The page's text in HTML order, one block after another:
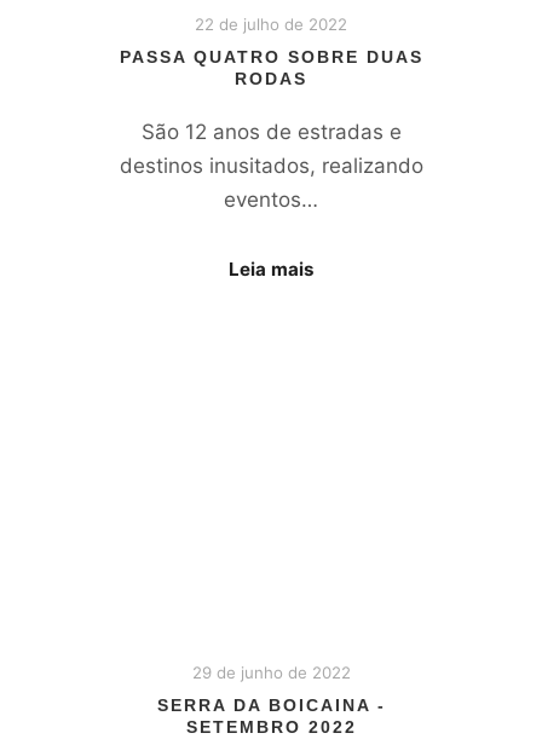
22 de julho de 2022
PASSA QUATRO SOBRE DUAS
RODAS
São 12 anos de estradas e
destinos inusitados, realizando
eventos…
Leia mais
29 de junho de 2022
SERRA DA BOICAINA -
SETEMBRO 2022